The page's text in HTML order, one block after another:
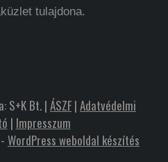
tulajdona.
S+K Bt. | ÁSZF| Adatvédelmi
| Impresszum
WordPress weboldal készítés